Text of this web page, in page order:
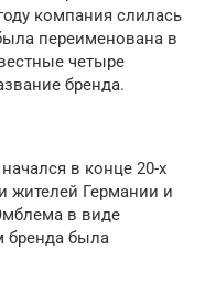
компания слилась
переименована в
четыре
бренда.
в конце 20-х
жителей Германии и
в виде
бренда была